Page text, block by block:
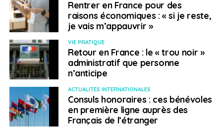
« Si on ne conjugue pas commerce et climat (…),
l’économie mondiale risque d’être impactée »
(OMC)
NE RATEZ PAS
Malgré le Brexit, le Royaume-Uni reste « une
zone très dynamique » pour les entreprises
françaises
Leena Lecointre
Rentrer en France pour des
raisons économiques : « si je reste,
je vais m’appauvrir »
VIE PRATIQUE
Retour en France : le « trou noir »
administratif que personne
n’anticipe
ACTUALITÉS INTERNATIONALES
Consuls honoraires : ces bénévoles
en première ligne auprès des
Français de l’étranger